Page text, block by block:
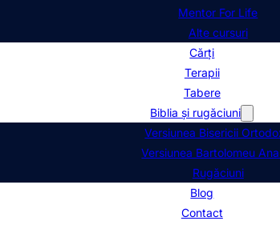
Mentor For Life
Alte cursuri
Cărți
Terapii
Tabere
Biblia şi rugăciuni
Versiunea Bisericii
Versiunea Bartolomeu
Rugăciuni
Blog
Contact